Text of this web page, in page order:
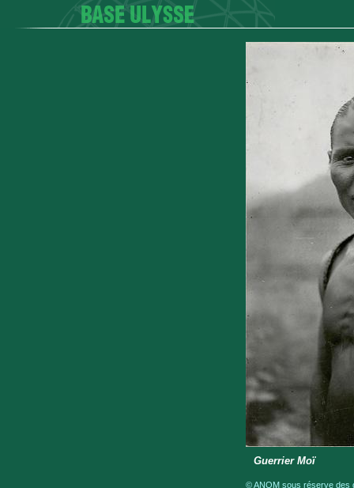
Guerrier Moï
© ANOM sous réserve des